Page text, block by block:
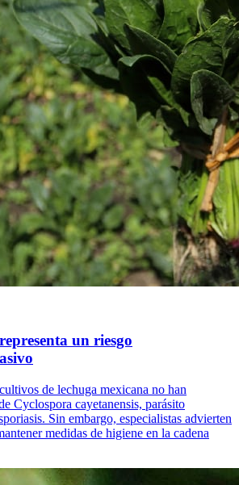
un riesgo
de lechuga mexicana no han
Cyclospora cayetanensis, parásito
Sin embargo, especialistas advierten
medidas de higiene en la cadena